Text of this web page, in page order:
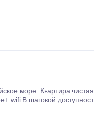
Квартира чистая, уютная в